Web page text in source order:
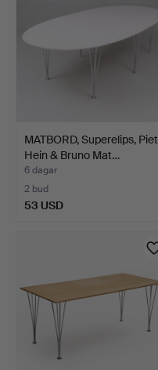
MATBORD, Superelips, Piet
Hein & Bruno Mat…
6 dagar
2 bud
53 USD